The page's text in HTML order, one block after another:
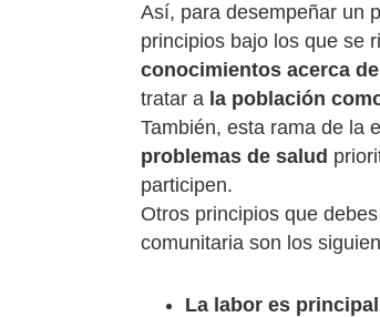
Así, para desempeñar un
principios bajo los que se
conocimientos acerca
tratar a la población
También, esta rama de la
problemas de salud
participen.
Otros principios que
comunitaria son los
La labor es